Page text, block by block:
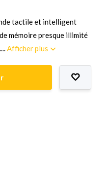
tactile et intelligent
mémoire presque illimité
Afficher plus